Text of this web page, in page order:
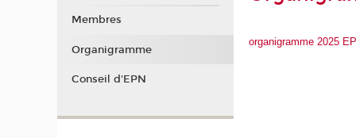
organigramme 2025
Membres
Organigramme
Conseil d'EPN